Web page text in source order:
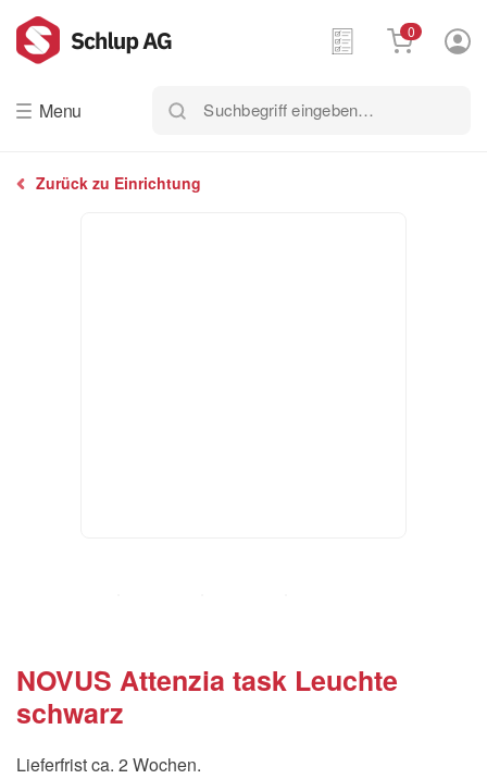
Menu
Suchbegriff
0
Zurück zu Einrichtung
NOVUS Attenzia task Leuchte
schwarz
Lieferfrist ca. 2 Wochen.